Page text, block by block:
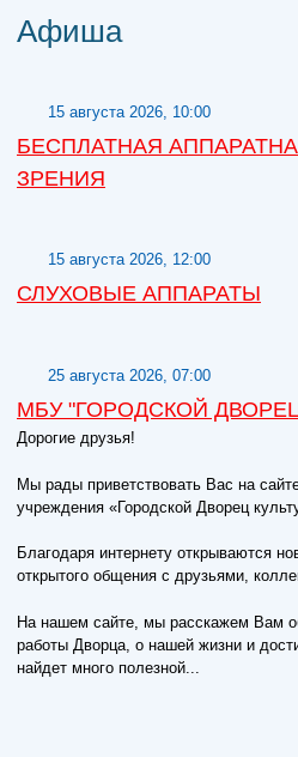
Афиша
15 августа 2026, 10:00
БЕСПЛАТНАЯ
ЗРЕНИЯ
15 августа 2026, 12:00
СЛУХОВЫЕ АППАРАТЫ
25 августа 2026, 07:00
МБУ "ГОРОДСКОЙ
Дорогие друзья!
Мы рады приветствовать Вас на
учреждения «Городской Дворец
Благодаря интернету открываются
открытого общения с друзьями,
На нашем сайте, мы расскажем Вам
работы Дворца, о нашей жизни и
найдет много полезной...